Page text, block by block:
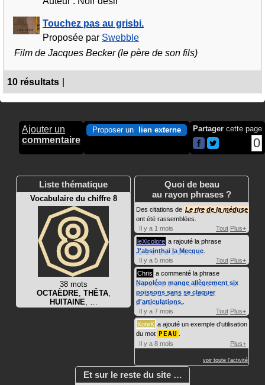
Touchez pas au grisbi.
Proposée par Swebble
Film de Jacques Becker (le père de son fils)
10 résultats
Ajouter un
commentaire
Proposer un lien externe Partager cette page
0
Liste thématique
Vocabulaire du chiffre 8
38 mots
OCTAÈDRE THÊTA,
HUITAINE
Quoi de beau
au rayon phrases ?
Des citations de Le rire de la méduse
ont été rassemblées.
Il y a 1 mois
Tout Plus+
leXicolore a rajouté la phrase
J'absinthai la Mecque
Il y a 5 mois
Tout Plus+
Chris a commenté la phrase
Napoléon mange allègrement six
poissons sans se claquer
d'articulations.
Il y a 7 mois
Tout Plus+
KoteK a ajouté un exemple d'utilisation
du mot PEAU
Il y a 8 mois
Plus+
voir toute l'activité
Et sur le reste du site …